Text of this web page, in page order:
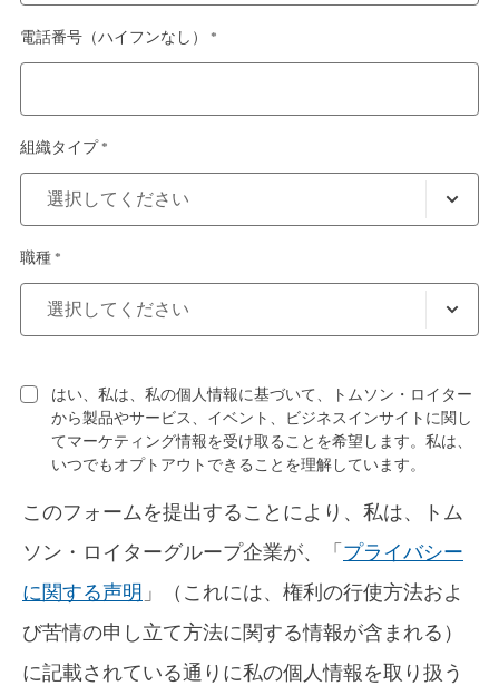
電話番号（ハイフンなし） *
組織タイプ *
職種 *
はい、私は、私の個人情報に基づいて、トムソン・ロイター
から製品やサービス、イベント、ビジネスインサイトに関し
てマーケティング情報を受け取ることを希望します。私は、
いつでもオプトアウトできることを理解しています。
このフォームを提出することにより、私は、トム
ソン・ロイターグループ企業が、「 プライバシー
に関する声明 」（これには、権利の行使方法およ
び苦情の申し立て方法に関する情報が含まれる）
に記載されている通りに私の個人情報を取り扱う